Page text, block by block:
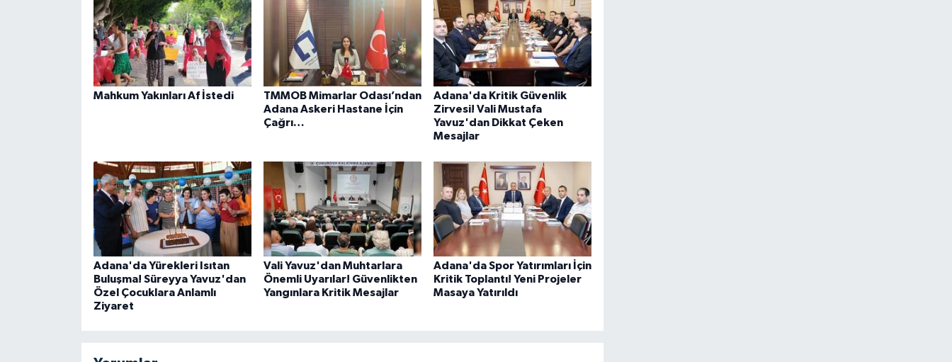
Mahkum Yakınları Af İstedi
TMMOB Mimarlar Odası’ndan
Adana Askeri Hastane İçin
Çağrı…
Adana'da Kritik Güvenlik
Zirvesi! Vali Mustafa
Yavuz'dan Dikkat Çeken
Mesajlar
Adana'da Yürekleri Isıtan
Buluşma! Süreyya Yavuz'dan
Özel Çocuklara Anlamlı
Ziyaret
Vali Yavuz'dan Muhtarlara
Önemli Uyarılar! Güvenlikten
Yangınlara Kritik Mesajlar
Adana'da Spor Yatırımları İçin
Kritik Toplantı! Yeni Projeler
Masaya Yatırıldı